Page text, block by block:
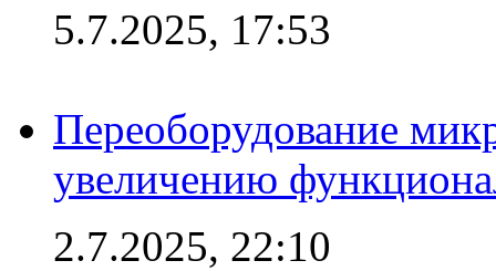
5.7.2025, 17:53
Переоборудование
увеличению
2.7.2025, 22:10